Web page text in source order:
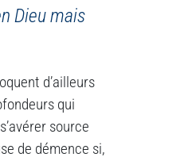
Dieu mais
d’ailleurs
qui
source
de démence si,